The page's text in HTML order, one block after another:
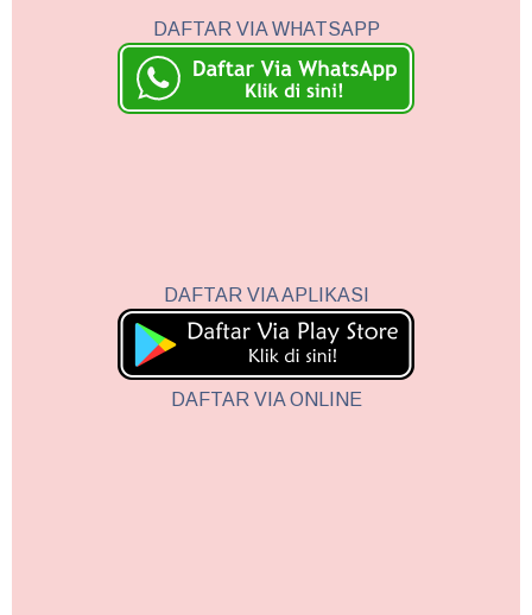
DAFTAR VIA WHATSAPP
DAFTAR VIA APLIKASI
DAFTAR VIA ONLINE